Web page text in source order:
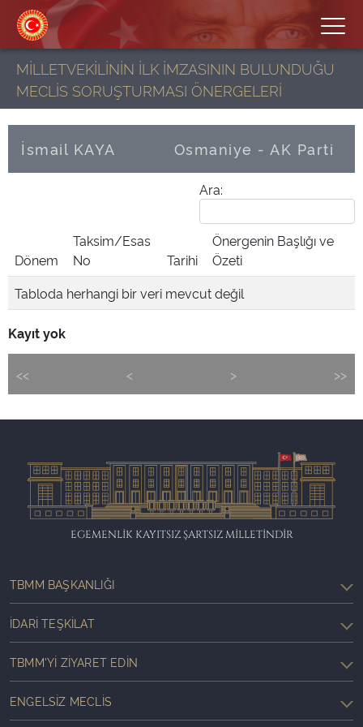
MİLLETVEKİLİNİN İLK İMZASININ BULUNDUĞU
MECLİS SORUŞTURMASI ÖNERGELERİ
İsmail KAYA Osmaniye - AK Parti
Ara:
Dönem
Taksim/Esas
No
Tarihi
Önergenin Başlığı ve
Özeti
Tabloda herhangi bir veri mevcut değil
Kayıt yok
<< < > >>
EGEMENLİK KAYITSIZ ŞARTSIZ MİLLETİNDİR
TBMM BAŞKANLIĞI
İDARI TEŞKILAT
TBMM'YI ZIYARET EDIN
ENGELSIZ MECLIS